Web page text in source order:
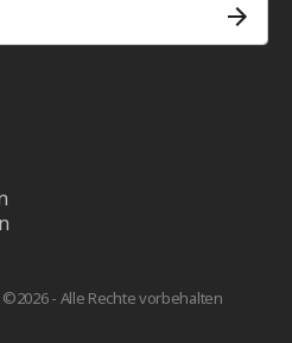
©2026 - Alle Rechte vorbehalten